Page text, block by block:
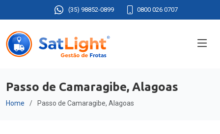
(35) 98852-0899 0800 026 0707
Passo de Camaragibe, Alagoas
Home Passo de Camaragibe, Alagoas